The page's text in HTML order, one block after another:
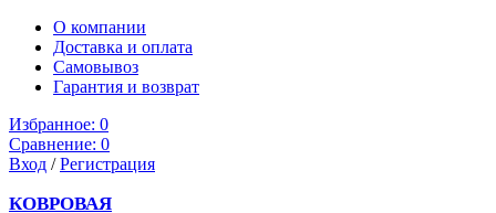
О компании
Доставка и оплата
Самовывоз
Гарантия и возврат
Избранное: 0
Сравнение: 0
Вход /Регистрация
КОВРОВАЯ